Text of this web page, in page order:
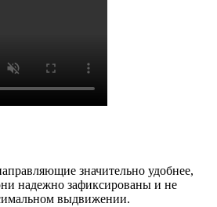
значительно удобнее,
надежно зафиксированы и не
выдвижении.